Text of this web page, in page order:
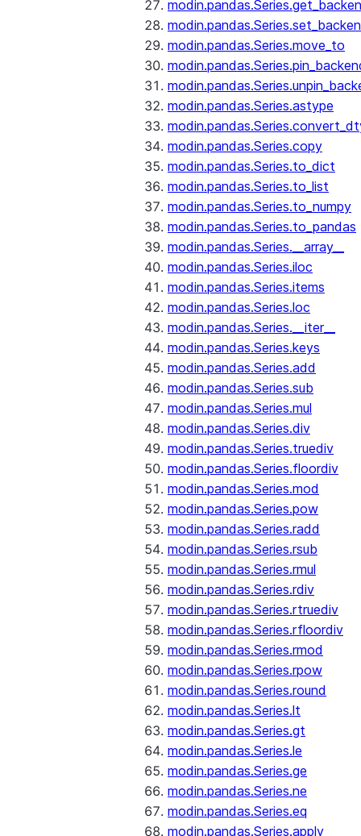
modin.pandas.Series.move_to
modin.pandas.Series.astype
modin.pandas.Series.copy
modin.pandas.Series.to_dict
modin.pandas.Series.to_list
modin.pandas.Series.to_numpy
modin.pandas.Series.to_pandas
modin.pandas.Series.__array__
modin.pandas.Series.iloc
modin.pandas.Series.items
modin.pandas.Series.loc
modin.pandas.Series.__iter__
modin.pandas.Series.keys
modin.pandas.Series.add
modin.pandas.Series.sub
modin.pandas.Series.mul
modin.pandas.Series.div
modin.pandas.Series.truediv
modin.pandas.Series.floordiv
modin.pandas.Series.mod
modin.pandas.Series.pow
modin.pandas.Series.radd
modin.pandas.Series.rsub
modin.pandas.Series.rmul
modin.pandas.Series.rdiv
modin.pandas.Series.rtruediv
modin.pandas.Series.rfloordiv
modin.pandas.Series.rmod
modin.pandas.Series.rpow
modin.pandas.Series.round
modin.pandas.Series.lt
modin.pandas.Series.gt
modin.pandas.Series.le
modin.pandas.Series.ge
modin.pandas.Series.ne
modin.pandas.Series.eq
modin.pandas.Series.apply